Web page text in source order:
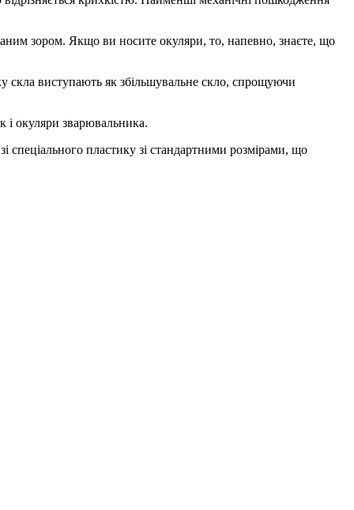
зором. Якщо ви носите окуляри, то, напевно, знаєте, що
скла виступають як збільшувальне скло, спрощуючи
і окуляри зварювальника.
спеціального пластику зі стандартними розмірами, що